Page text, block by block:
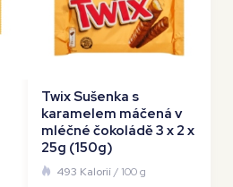
Twix Sušenka s
karamelem máčená v
mléčné čokoládě 3 x 2 x
25g (150g)
493 Kalorií/ 100 g